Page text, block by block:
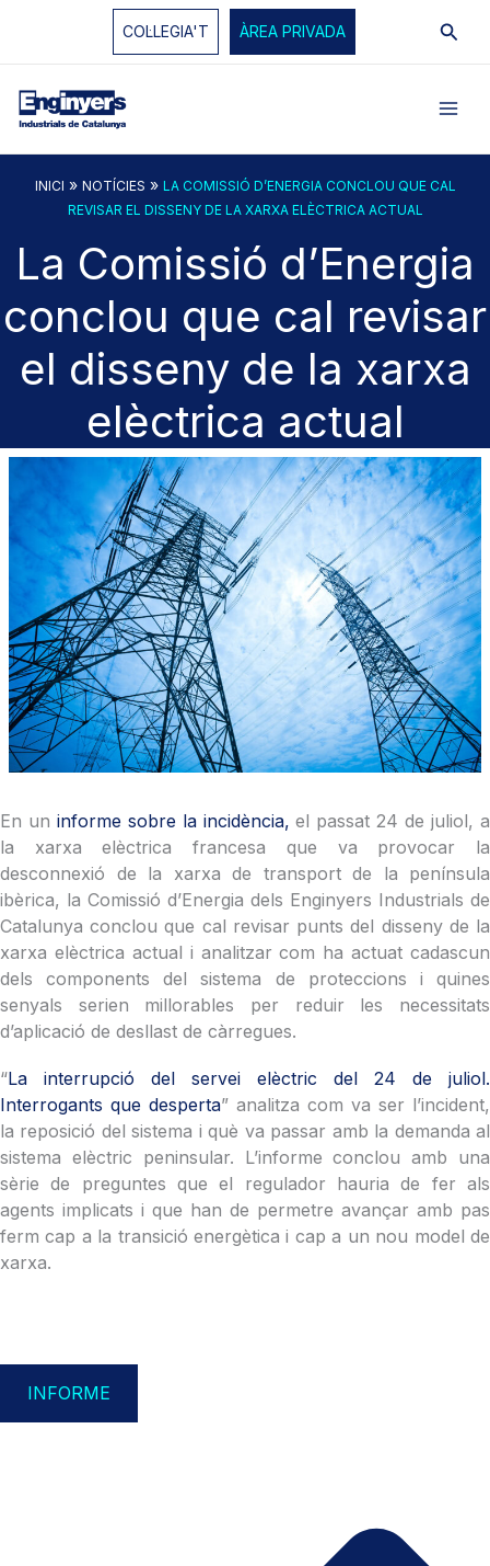
COL·LEGIA'T ÀREA PRIVADA
INICI » NOTÍCIES » LA COMISSIÓ D’ENERGIA CONCLOU QUE CAL
REVISAR EL DISSENY DE LA XARXA ELÈCTRICA ACTUAL
La Comissió d’Energia
conclou que cal revisar
el disseny de la xarxa
elèctrica actual
En un informe sobre la incidència, el passat 24 de juliol, a
la xarxa elèctrica francesa que va provocar la
desconnexió de la xarxa de transport de la península
ibèrica, la Comissió d’Energia dels Enginyers Industrials de
Catalunya conclou que cal revisar punts del disseny de la
xarxa elèctrica actual i analitzar com ha actuat cadascun
dels components del sistema de proteccions i quines
senyals serien millorables per reduir les necessitats
d’aplicació de desllast de càrregues.
“La interrupció del servei elèctric del 24 de juliol.
Interrogants que desperta” analitza com va ser l’incident,
la reposició del sistema i què va passar amb la demanda al
sistema elèctric peninsular. L’informe conclou amb una
sèrie de preguntes que el regulador hauria de fer als
agents implicats i que han de permetre avançar amb pas
ferm cap a la transició energètica i cap a un nou model de
xarxa.
INFORME